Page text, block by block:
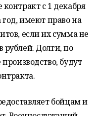
с 1 декабря
имеют право на
если их сумма не
Долги, по
будут
бойцам и